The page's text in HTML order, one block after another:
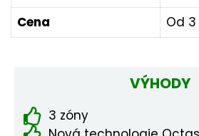
Cena
Od
VÝHODY
3 zóny